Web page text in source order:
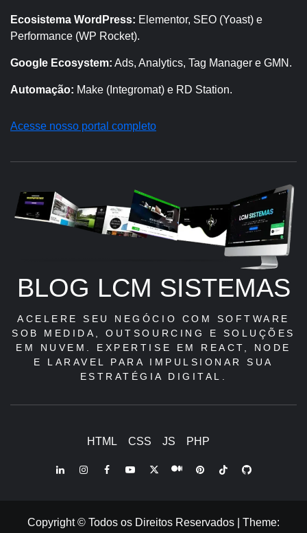
Ecosistema WordPress: Elementor, SEO (Yoast) e
Performance (WP Rocket).
Google Ecosystem: Ads, Analytics, Tag Manager e GMN.
Automação: Make (Integromat) e RD Station.
Acesse nosso portal completo
BLOG LCM SISTEMAS
ACELERE SEU NEGÓCIO COM SOFTWARE
SOB MEDIDA, OUTSOURCING E SOLUÇÕES
EM NUVEM. EXPERTISE EM REACT, NODE
E LARAVEL PARA IMPULSIONAR SUA
ESTRATÉGIA DIGITAL.
HTML CSS JS PHP
LinkedInInstagramFacebookYoutube
X PinterestTiktokGithub
Copyright © Todos os Direitos Reservados Theme: